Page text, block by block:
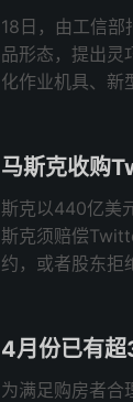
18日，由工信
品形态，提出灵
化作业机具、新
马斯克收购
斯克以440亿美
斯克须赔偿
约，或者股东拒
4月份已有
为满足购房者合